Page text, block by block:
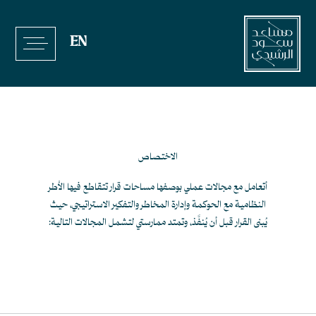
المحتوى
EN
الاختصاص
أتعامل مع مجالات عملي بوصفها مساحات قرار تتقاطع فيها الأطر
النظامية مع الحوكمة وإدارة المخاطر والتفكير الاستراتيجي، حيث
يُبنى القرار قبل أن يُنفَّذ، وتمتد ممارستي لتشمل المجالات التالية: